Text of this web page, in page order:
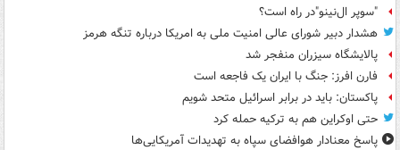
"سوپر ال‌نینو"در راه است؟
هشدار دبیر شورای عالی امنیت ملی به امریکا درباره تنگه هرمز
پالایشگاه سیزران منفجر شد
فارن افرز: جنگ با ایران یک فاجعه است
پاکستان: باید در برابر اسرائیل متحد شویم
حتی اوکراین هم به ترکیه حمله کرد
پاسخ معنادار هوافضای سپاه به تهدیدات آمریکایی‌ها